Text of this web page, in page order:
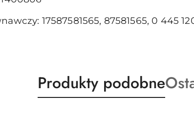
17587581565, 87581565, 0 445
Produkty
o
Produkty podobne
o